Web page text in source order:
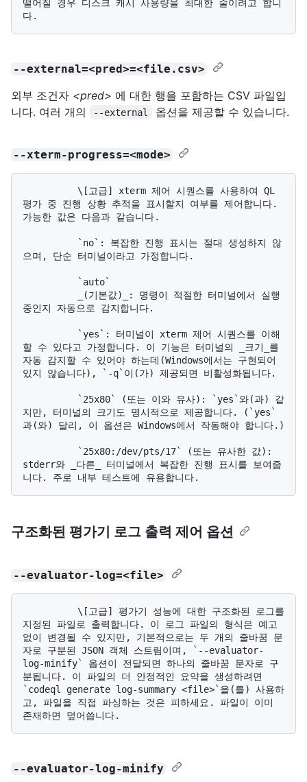
떨어질 경우 디스크 캐시 사용량을 최대한 줄이려고 합니
--external=<pred>=<file.csv>
외부 조건자 <pred> 에 대한 행을 포함하는 CSV 파일입
니다. 여러 개의
--external 옵션을 제공할 수 있습니다.
--xterm-progress=<mode>
평가 중 진행 상황 추적을 표시할지 여부를 제어합니다.
가능한 값은 다음과 같습니다.
으며, 단순 터미널이라고 가정합니다.
중인지 자동으로 감지합니다.
할 수 있다고 가정합니다. 이 기능은 터미널의 _크기_를
자동 감지할 수 있어야 하는데(Windows에서는 구현되어
있지 않습니다), `-q`이(가) 제공되면 비활성화됩니다.
지만, 터미널의 크기도 명시적으로 제공합니다. (`yes`
과(와) 달리, 이 옵션은 Windows에서 작동해야 합니다.)
stderr와 _다른_ 터미널에서 복잡한 진행 표시를 보여줍
구조화된 평가기 로그 출력 제어 옵션
--evaluator-log=<file>
지정된 파일로 출력합니다. 이 로그 파일의 형식은 예고
없이 변경될 수 있지만, 기본적으로는 두 개의 줄바꿈 문
자로 구분된 JSON 객체 스트림이며, `--evaluator-
log-minify` 옵션이 전달되면 하나의 줄바꿈 문자로 구
분됩니다. 이 파일의 더 안정적인 요약을 생성하려면
`codeql generate log-summary <file>`을(를) 사용하
고, 파일을 직접 파싱하는 것은 피하세요. 파일이 이미
--evaluator-log-minify